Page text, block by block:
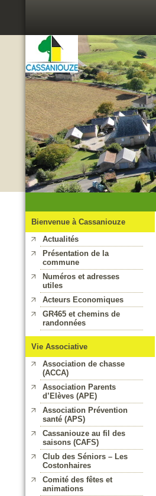
Bienvenue à Cassaniouze
Actualités
Présentation de la
commune
Numéros et adresses
utiles
Acteurs Economiques
GR465 et chemins de
randonnées
Vie Associative
Association de chasse
(ACCA)
Association Parents
d’Elèves (APE)
Association Prévention
santé (APS)
Cassaniouze au fil des
saisons (CAFS)
Club des Séniors – Les
Costonhaires
Comité des fêtes et
animations